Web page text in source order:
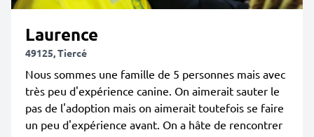
Laurence
49125, Tiercé
Nous sommes une famille de 5 personnes mais avec
très peu d'expérience canine. On aimerait sauter le
pas de l'adoption mais on aimerait toutefois se faire
un peu d'expérience avant. On a hâte de rencontrer